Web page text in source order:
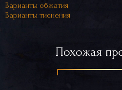
Варианты обжатия
Варианты тиснения
Похожая